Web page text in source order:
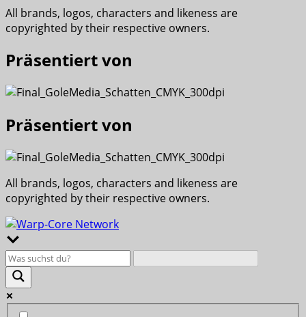
All brands, logos, characters and likeness are
copyrighted by their respective owners.
Präsentiert von
Präsentiert von
All brands, logos, characters and likeness are
copyrighted by their respective owners.